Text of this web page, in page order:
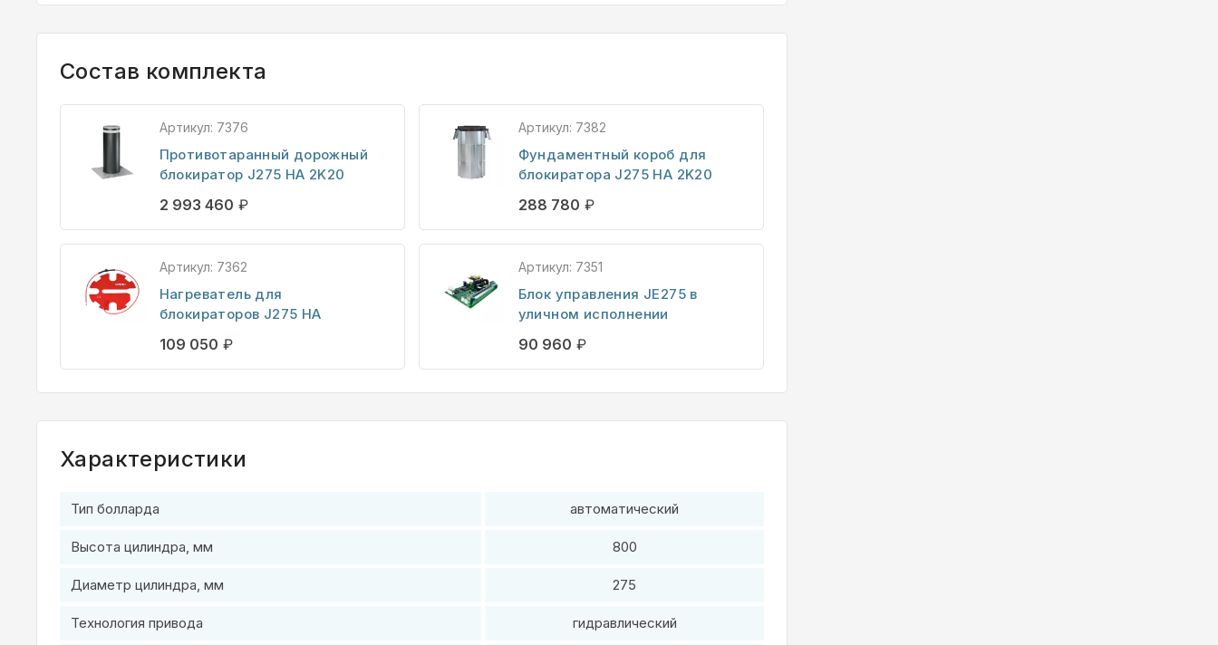
Состав комплекта
Артикул: 7376
Противотаранный дорожный
блокиратор J275 HA 2K20
2 993 460 ₽
Артикул: 7382
Фундаментный короб для
блокиратора J275 HA 2K20
288 780 ₽
Артикул: 7362
Нагреватель для
блокираторов J275 НА
109 050 ₽
Артикул: 7351
Блок управления JE275 в
уличном исполнении
90 960 ₽
Характеристики
Тип болларда автоматический
Высота цилиндра, мм 800
Диаметр цилиндра, мм 275
Технология привода гидравлический